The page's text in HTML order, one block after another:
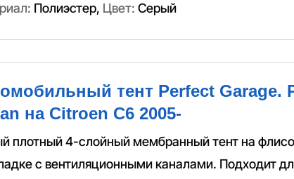
Полиэстер, Цвет: Серый
тент Perfect Garage.
на Citroen C6 2005-
плотный 4-слойный мембранный тент на
с вентиляционными каналами. Подходит